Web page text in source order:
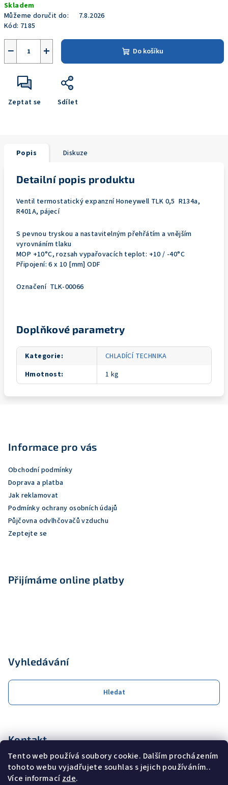
Tento web používá soubory cookie. Dalším procházením
tohoto webu vyjadřujete souhlas s jejich používáním..
Více informacízde.
cena:
Skladem
Můžeme doručit do:
7.8.2026
Kód: 7185
+
− Do košíku
Zeptat se Sdílet
Popis Diskuze
Detailní popis produktu
Ventil termostatický expanzní Honeywell TLK 0,5 R134a,
R401A, pájecí
S pevnou tryskou a nastavitelným přehřátím a vnějším
vyrovnáním tlaku
MOP +10°C, rozsah vypařovacích teplot: +10 / -40°C
Připojení: 6 x 10 [mm] ODF
Označení TLK-00066
Doplňkové parametry
Kategorie:
CHLADÍCÍ TECHNIKA
Hmotnost: 1 kg
Informace pro vás
Obchodní podmínky
Doprava a platba
Jak reklamovat
Podmínky ochrany osobních údajů
Půjčovna odvlhčovačů vzduchu
Zeptejte se
Přijímáme online platby
Vyhledávání
Hledat
Kontakt
obchod
coolservis.cz
+420608231000